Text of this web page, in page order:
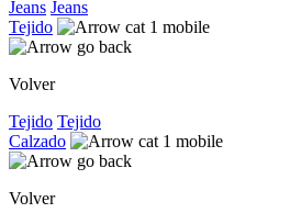
Jeans Jeans
Tejido
Volver
Tejido Tejido
Calzado
Volver